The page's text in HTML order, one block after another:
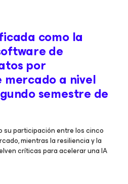
como la
de
por
a nivel
semestre de
su participación entre los cinco
mientras la resiliencia y la
críticas para acelerar una IA